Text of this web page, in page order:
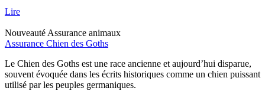
Lire
Nouveauté Assurance animaux
Assurance Chien des Goths
Le Chien des Goths est une race ancienne et aujourd’hui disparue,
souvent évoquée dans les écrits historiques comme un chien puissant
utilisé par les peuples germaniques.